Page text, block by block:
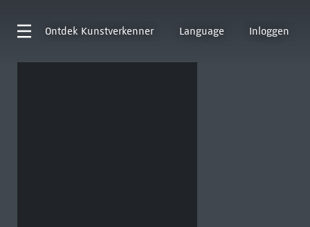
Ontdek Kunstverkenner Language Inloggen